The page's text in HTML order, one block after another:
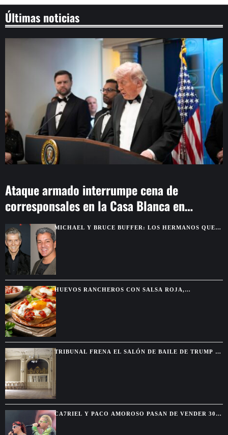
Últimas noticias
Ataque armado interrumpe cena de
corresponsales en la Casa Blanca en
WashingtonMICHAEL Y BRUCE BUFFER: LOS HERMANOS QUE
SE DESCUBRIERON GRACIAS A UNA PELEA POR
TELEVISIÓN
HUEVOS RANCHEROS CON SALSA ROJA,
TORTILLAS DORADAS Y SABOR DE DESAYUNO
MEXICANO
TRIBUNAL FRENA EL SALÓN DE BAILE DE TRUMP Y
CA7RIEL Y PACO AMOROSO PASAN DE VENDER 300
BOLETOS A REUNIR 15.000 FANS EN MÉXICO